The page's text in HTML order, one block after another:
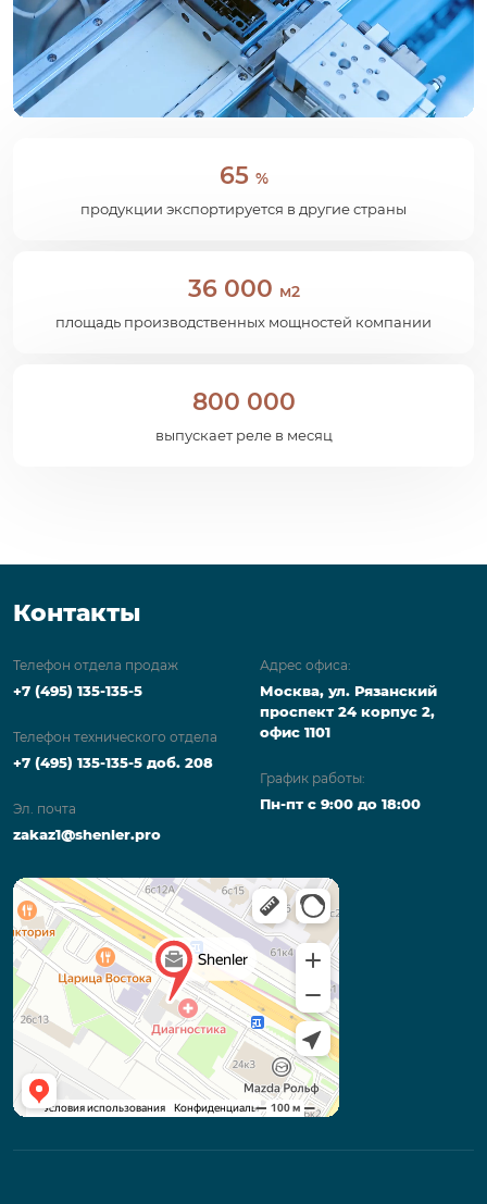
65 %
продукции экспортируется в другие страны
36 000 м2
площадь производственных мощностей компании
800 000
выпускает реле в месяц
Контакты
Телефон отдела продаж
+7 (495) 135-135-5
Телефон технического отдела
+7 (495) 135-135-5 доб. 208
Эл. почта
zakaz1@shenler.pro
Адрес офиса:
Москва, ул. Рязанский
проспект 24 корпус 2,
офис 1101
График работы:
Пн-пт с 9:00 до 18:00